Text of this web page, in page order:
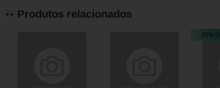
Produtos relacionados
25%